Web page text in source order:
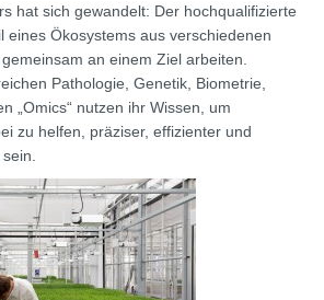
hat sich gewandelt: Der hochqualifizierte
eines Ökosystems aus verschiedenen
an einem Ziel arbeiten.
Pathologie, Genetik, Biometrie,
„Omics“ nutzen ihr Wissen, um
zu helfen, präziser, effizienter und